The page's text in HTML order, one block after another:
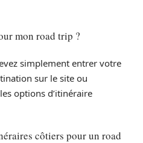
mon road trip ?
simplement entrer votre
sur le site ou
options d’itinéraire
côtiers pour un road